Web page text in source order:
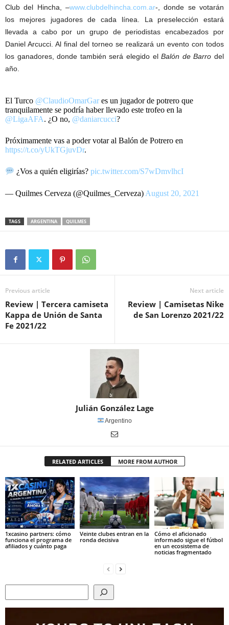
Club del Hincha, –www.clubdelhincha.com.ar-, donde se votarán
los mejores jugadores de cada línea. La preselección estará
llevada a cabo por un grupo de periodistas encabezados por
Daniel Arcucci. Al final del torneo se realizará un evento con todos
los ganadores, donde también será elegido elBalón de Barro del
año.
El Turco @ClaudioOmarGares un jugador de potrero que
tranquilamente se podría haber llevado este trofeo en la
@LigaAFA. ¿O no, @daniarcucci?
Próximamente vas a poder votar al Balón de Potrero en
https://t.co/yUkTGjuvDr.
¿Vos a quién eligirías?pic.twitter.com/S7wDmvlhcI
— Quilmes Cerveza (@Quilmes_Cerveza) August 20, 2021
TAGS ARGENTINA QUILMES
Previous article
Review | Tercera camiseta
Kappa de Unión de Santa
Fe 2021/22
Next article
Review | Camisetas Nike
de San Lorenzo 2021/22
Julián González Lage
Argentino
RELATED ARTICLES MORE FROM AUTHOR
1xcasino partners: cómo
funciona el programa de
afiliados y cuánto paga
Veinte clubes entran en la
ronda decisiva
Cómo el aficionado
informado sigue el fútbol
en un ecosistema de
noticias fragmentado